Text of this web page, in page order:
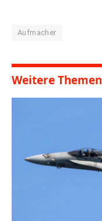
Aufmacher
Weitere Themen